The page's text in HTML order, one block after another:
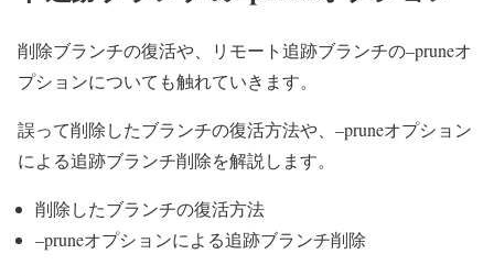
削除ブランチの復活や、リモート追跡ブランチの–pruneオ
プションについても触れていきます。
誤って削除したブランチの復活方法や、–pruneオプション
による追跡ブランチ削除を解説します。
削除したブランチの復活方法
–pruneオプションによる追跡ブランチ削除